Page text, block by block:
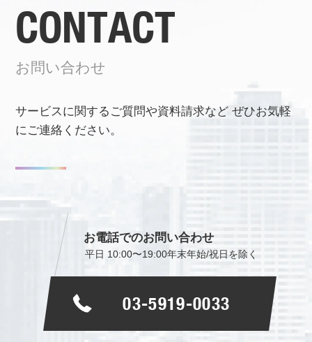
CONTACT
お問い合わせ
サービスに関するご質問や資料請求などぜひお気軽
にご連絡ください。
お電話でのお問い合わせ
平日 10:00〜19:00年末年始/祝日を除く
03-5919-0033